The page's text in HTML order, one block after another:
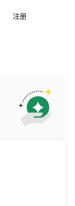
注册